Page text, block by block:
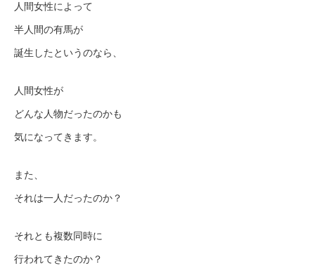
人間女性によって
半人間の有馬が
誕生したというのなら、
人間女性が
どんな人物だったのかも
気になってきます。
また、
それは一人だったのか？
それとも複数同時に
行われてきたのか？